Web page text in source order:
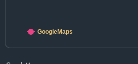
GoogleMaps